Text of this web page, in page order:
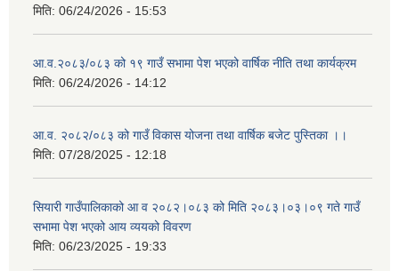
मिति: 06/24/2026 - 15:53
आ.व.२०८३/०८३ को १९ गाउँ सभामा पेश भएको वार्षिक नीति तथा कार्यक्रम
मिति: 06/24/2026 - 14:12
आ.व. २०८२/०८३ को गाउँ विकास योजना तथा वार्षिक बजेट पुस्तिका ।।
मिति: 07/28/2025 - 12:18
सियारी गाउँपालिकाको आ व २०८२।०८३ को मिति २०८३।०३।०९ गते गाउँ
सभामा पेश भएको आय व्ययको विवरण
मिति: 06/23/2025 - 19:33